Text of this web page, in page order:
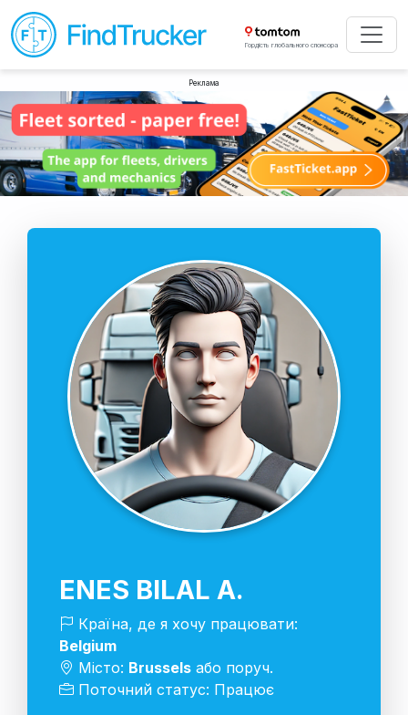
Гордість глобального спонсора
Реклама
ENES BILAL A.
Країна, де я хочу працювати:
Belgium
Місто: Brussels або поруч.
Поточний статус: Працює